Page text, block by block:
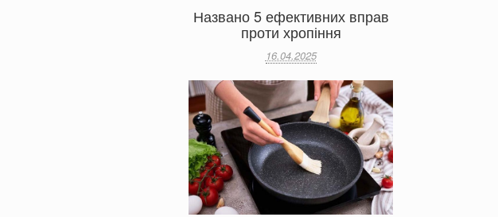
Названо 5 ефективних вправ
проти хропіння
16.04.2025